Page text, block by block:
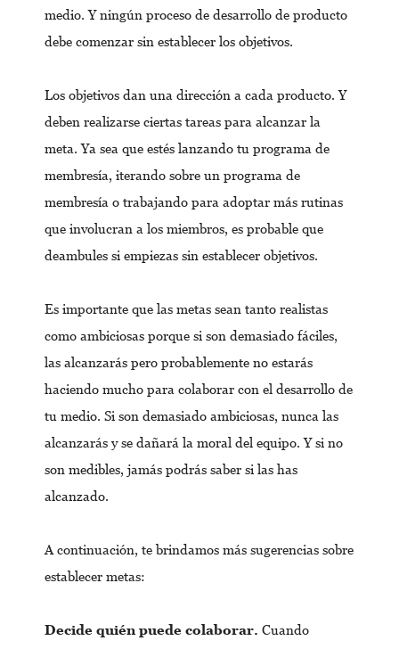
medio. Y ningún proceso de desarrollo de producto
debe comenzar sin establecer los objetivos.
Los objetivos dan una dirección a cada producto. Y
deben realizarse ciertas tareas para alcanzar la
meta. Ya sea que estés lanzando tu programa de
membresía, iterando sobre un programa de
membresía o trabajando para adoptar más rutinas
que involucran a los miembros, es probable que
deambules si empiezas sin establecer objetivos.
Es importante que las metas sean tanto realistas
como ambiciosas porque si son demasiado fáciles,
las alcanzarás pero probablemente no estarás
haciendo mucho para colaborar con el desarrollo de
tu medio. Si son demasiado ambiciosas, nunca las
alcanzarás y se dañará la moral del equipo. Y si no
son medibles, jamás podrás saber si las has
alcanzado.
A continuación, te brindamos más sugerencias sobre
establecer metas:
Decide quién puede colaborar. Cuando